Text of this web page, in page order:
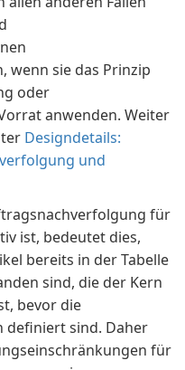
sie das Prinzip
oder
anwenden. Weiter
Designdetails:
und
für
ist, bedeutet dies,
bereits in der Tabelle
sind, die der Kern
bevor die
sind. Daher
für